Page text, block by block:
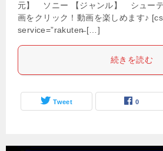
元】 ソニー 【ジャンル】 シューテ
画をクリック！動画を楽しめます♪
service=”rakuten̶ […]
続きを読む
Tweet 0